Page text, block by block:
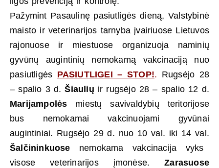
Pažymint Pasaulinę pasiutligės dieną, Valstybinė
maisto ir veterinarijos tarnyba įvairiuose Lietuvos
rajonuose ir miestuose organizuoja naminių
gyvūnų augintinių nemokamą vakcinaciją nuo
pasiutligės PASIUTLIGEI – STOP!. Rugsėjo 28
– spalio 3 d.Šiaulių ir rugsėjo 28 – spalio 12 d.
Marijampolės miestų savivaldybių teritorijose
bus nemokamai vakcinuojami gyvūnai
augintiniai. Rugsėjo 29 d. nuo 10 val. iki 14 val.
Šalčininkuose nemokama vakcinacija vyks
visose veterinarijos įmonėse.Zarasuose